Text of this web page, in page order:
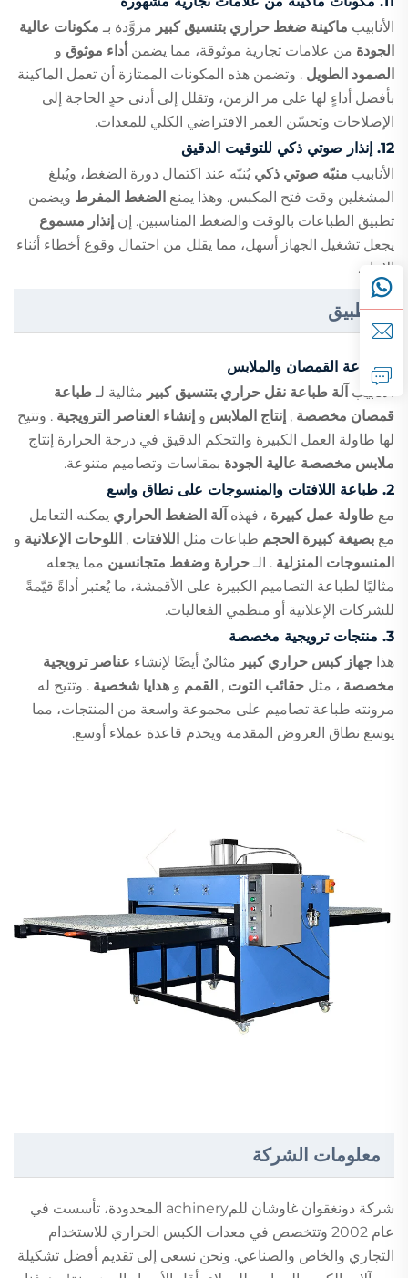
الأنابيب ماكينة ضغط حراري بتنسيق كبير مزوَّدة بـ مكونات عالية
الجودة من علامات تجارية موثوقة، مما يضمن أداء موثوق و
الصمود الطويل . وتضمن هذه المكونات الممتازة أن تعمل الماكينة
بأفضل أداءٍ لها على مر الزمن، وتقلل إلى أدنى حدٍ الحاجة إلى
الإصلاحات وتحسّن العمر الافتراضي الكلي للمعدات.
12. إنذار صوتي ذكي للتوقيت الدقيق
الأنابيب منبّه صوتي ذكييُنبّه عند اكتمال دورة الضغط، ويُبلغ
المشغلين وقت فتح المكبس. وهذا يمنع الضغط المفرط ويضمن
تطبيق الطباعات بالوقت والضغط المناسبين. إن إنذار مسموع
يجعل تشغيل الجهاز أسهل، مما يقلل من احتمال وقوع أخطاء أثناء
الإنتاج.
التطبيق
1. طباعة القمصان والملابس
الأنابيب آلة طباعة نقل حراري بتنسيق كبير مثالية لـ طباعة
قمصان مخصصة , إنتاج الملابس و إنشاء العناصر الترويجية . وتتيح
لها طاولة العمل الكبيرة والتحكم الدقيق في درجة الحرارة إنتاج
ملابس مخصصة عالية الجودة بمقاسات وتصاميم متنوعة.
2. طباعة اللافتات والمنسوجات على نطاق واسع
مع طاولة عمل كبيرة ، فهذه آلة الضغط الحراري يمكنه التعامل
مع بصيغة كبيرة الحجم طباعات مثل اللافتات , اللوحات الإعلانية و
المنسوجات المنزلية . الـ حرارة وضغط متجانسين مما يجعله
مثاليًا لطباعة التصاميم الكبيرة على الأقمشة، ما يُعتبر أداةً قيّمةً
للشركات الإعلانية أو منظمي الفعاليات.
3. منتجات ترويجية مخصصة
هذا جهاز كبس حراري كبير مثاليٌ أيضًا لإنشاء عناصر ترويجية
مخصصة ، مثل حقائب التوت , القمم و هدايا شخصية . وتتيح له
مرونته طباعة تصاميم على مجموعة واسعة من المنتجات، مما
يوسع نطاق العروض المقدمة ويخدم قاعدة عملاء أوسع.
معلومات الشركة
شركة دونغقوان غاوشان للمachinery المحدودة، تأسست في
عام 2002 وتتخصص في معدات الكبس الحراري للاستخدام
التجاري والخاص والصناعي. ونحن نسعى إلى تقديم أفضل تشكيلة